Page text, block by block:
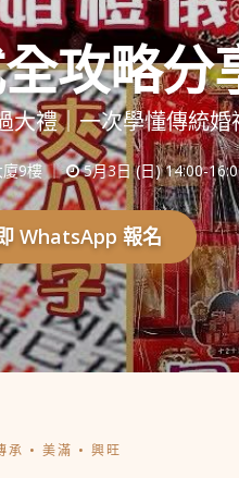
攻略分
大禮｜一次學懂傳統
廈9樓 ｜ 5月3日 (日) 14:00-
WhatsApp 報名
承 • 美滿 • 興旺